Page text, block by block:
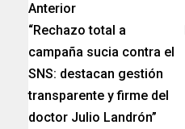
Anterior
“Rechazo total a
campaña sucia contra el
SNS: destacan gestión
transparente y firme del
doctor Julio Landrón”